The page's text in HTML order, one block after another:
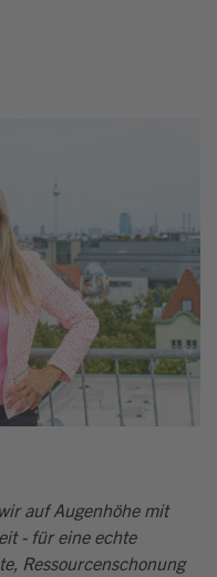
auf Augenhöhe mit
- für eine echte
Ressourcenschonung